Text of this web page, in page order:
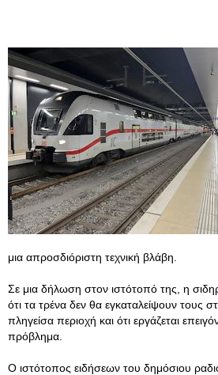
μια απροσδιόριστη τεχνική βλάβη.
Σε μια δήλωση στον ιστότοπό της, η
ότι τα τρένα δεν θα εγκαταλείψουν τους
πληγείσα περιοχή και ότι εργάζεται
πρόβλημα.
Ο ιστότοπος ειδήσεων του δημόσιου